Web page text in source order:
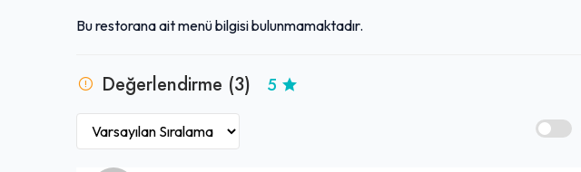
Bu restorana ait menü bilgisi bulunmamaktadır.
Değerlendirme (3) 5